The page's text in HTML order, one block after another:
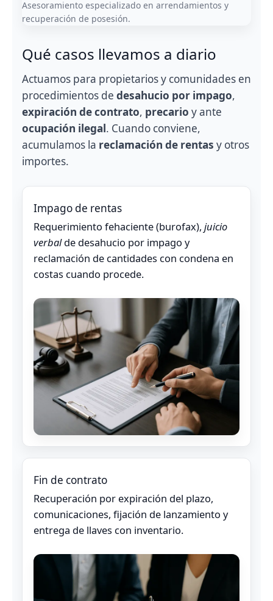
Asesoramiento especializado en arrendamientos y
recuperación de posesión.
Qué casos llevamos a diario
Actuamos para propietarios y comunidades en
procedimientos de desahucio por impago,
expiración de contrato, precario y ante
ocupación ilegal. Cuando conviene,
acumulamos la reclamación de rentas y otros
importes.
Impago de rentas
Requerimiento fehaciente (burofax), juicio
verbalde desahucio por impago y
reclamación de cantidades con condena en
costas cuando procede.
Fin de contrato
Recuperación por expiración del plazo,
comunicaciones, fijación de lanzamiento y
entrega de llaves con inventario.